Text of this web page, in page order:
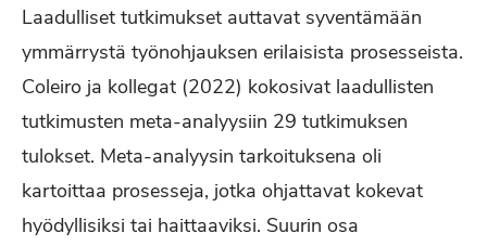
Laadulliset tutkimukset auttavat syventämään
ymmärrystä työnohjauksen erilaisista prosesseista.
Coleiro ja kollegat (2022) kokosivat laadullisten
tutkimusten meta-analyysiin 29 tutkimuksen
tulokset. Meta-analyysin tarkoituksena oli
kartoittaa prosesseja, jotka ohjattavat kokevat
hyödyllisiksi tai haittaaviksi. Suurin osa